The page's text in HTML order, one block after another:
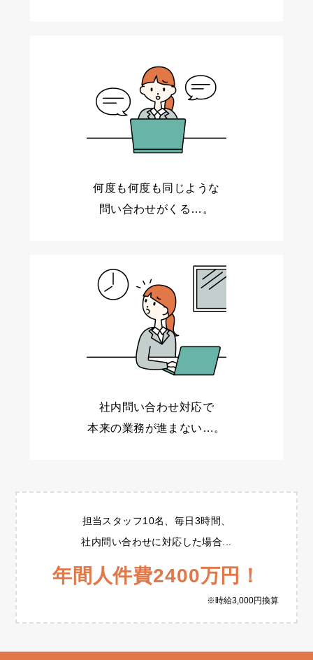
何度も何度も同じような
問い合わせがくる…。
社内問い合わせ対応で
本来の業務が進まない…。
担当スタッフ10名、毎日3時間、
社内問い合わせに対応した場合...
年間人件費2400万円！
※時給3,000円換算